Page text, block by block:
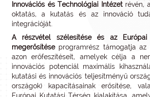
Innovációs és Technológiai Intézetrévén,
oktatás, a kutatás és az innováció
integrációját.
A részvétel szélesítése és az Európai
megerősítéseprogramrész támogatja az
azon erőfeszítéseit, amelyek célja a
innovációs potenciál maximális
kutatási és innovációs teljesítményű
országok) kapacitásainak erősítése,